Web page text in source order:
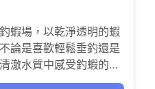
蝦場，以乾淨透明的蝦
論是喜歡輕鬆垂釣還是
澈水質中感受釣蝦的刺
適合喜歡安靜釣場的釣